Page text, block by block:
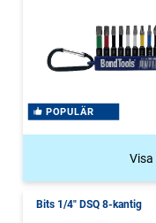
POPULÄR
Visa
Bits 1/4" DSQ 8-kantig